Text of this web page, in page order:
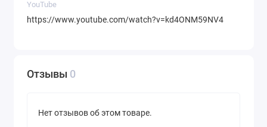
YouTube
https://www.youtube.com/watch?v=kd4ONM59NV4
Отзывы 0
Нет отзывов об этом товаре.